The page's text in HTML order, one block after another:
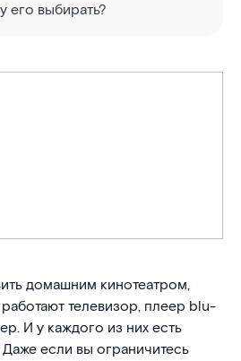
его выбирать?
домашним кинотеатром,
телевизор, плеер blu-
И у каждого из них есть
если вы ограничитесь